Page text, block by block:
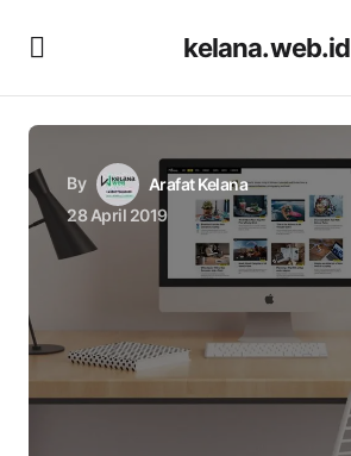
kelana.web.id
By
Arafat Kelana
28 April 2019